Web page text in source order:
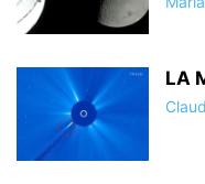
LA